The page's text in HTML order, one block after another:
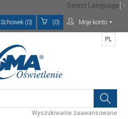
Schowek (0) (0) Moje konto
Wyszukiwanie zaawansowane
PL
Select Language